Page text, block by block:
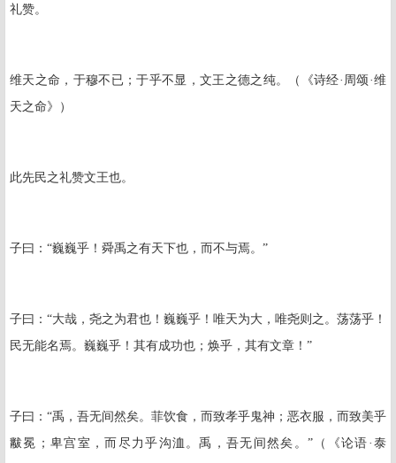
礼赞。
维天之命，于穆不已；于乎不显，文王之德之纯。（《诗经·周颂·维
天之命》）
此先民之礼赞文王也。
子曰：“巍巍乎！舜禹之有天下也，而不与焉。”
子曰：“大哉，尧之为君也！巍巍乎！唯天为大，唯尧则之。荡荡乎！
民无能名焉。巍巍乎！其有成功也；焕乎，其有文章！”
子曰：“禹，吾无间然矣。菲饮食，而致孝乎鬼神；恶衣服，而致美乎
黻冕；卑宫室，而尽力乎沟洫。禹，吾无间然矣。”（《论语·泰